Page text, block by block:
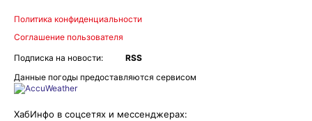
Политика конфиденциальности
Соглашение пользователя
Подписка на новости:
RSS
Данные погоды предоставляются сервисом
ХабИнфо в соцсетях и мессенджерах: